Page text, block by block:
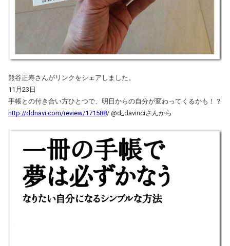
熊谷正寿さんがリンクをシェアしました。
11月23日
手帳との付き合い方ひとつで、明日からの自分が変わってくるかも！？
http://ddnavi.com/review/171588/ @d_davinciさんから